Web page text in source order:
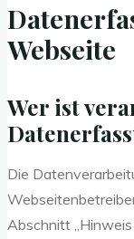
Webseite
Wer ist
Die
Abschnitt